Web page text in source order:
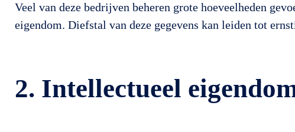
Veel van deze bedrijven beheren grote hoeveelheden
eigendom. Diefstal van deze gegevens kan leiden tot
2. Intellectueel